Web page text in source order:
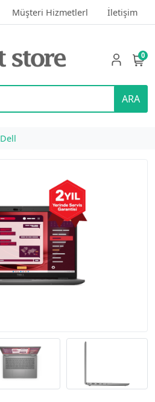
Müşteri Hizmetlerl İletişim
ARA
0
Dell